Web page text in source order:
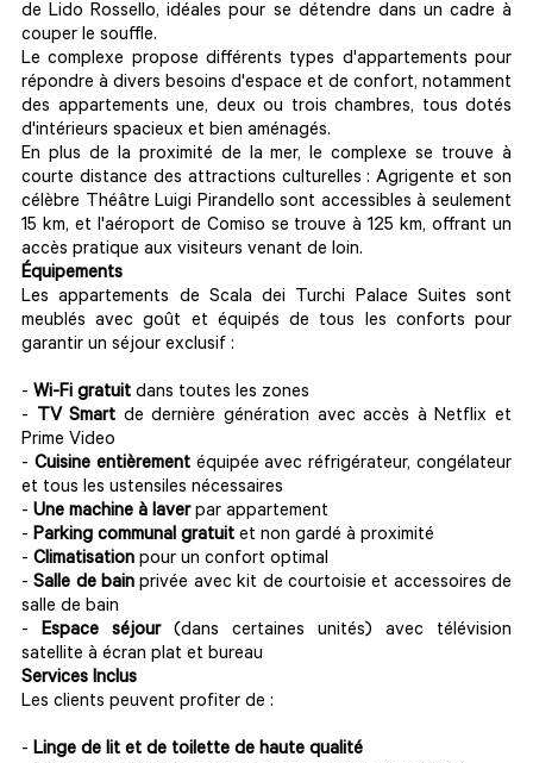
de Lido Rossello, idéales pour se détendre dans un cadre à
couper le souffle.
Le complexe propose différents types d'appartements pour
répondre à divers besoins d'espace et de confort, notamment
des appartements une, deux ou trois chambres, tous dotés
d'intérieurs spacieux et bien aménagés.
En plus de la proximité de la mer, le complexe se trouve à
courte distance des attractions culturelles : Agrigente et son
célèbre Théâtre Luigi Pirandello sont accessibles à seulement
15 km, et l'aéroport de Comiso se trouve à 125 km, offrant un
accès pratique aux visiteurs venant de loin.
Équipements
Les appartements de Scala dei Turchi Palace Suites sont
meublés avec goût et équipés de tous les conforts pour
garantir un séjour exclusif :
- Wi-Fi gratuit dans toutes les zones
-
TV Smart de dernière génération avec accès à Netflix et
Prime Video
- Cuisine entièrementéquipée avec réfrigérateur, congélateur
et tous les ustensiles nécessaires
- Une machine à laverpar appartement
- Parking communal gratuit et non gardé à proximité
- Climatisation pour un confort optimal
-Salle de bain privée avec kit de courtoisie et accessoires de
salle de bain
- Espace séjour(dans certaines unités) avec télévision
satellite à écran plat et bureau
Services Inclus
Les clients peuvent profiter de :
- Linge de lit et de toilette de haute qualité